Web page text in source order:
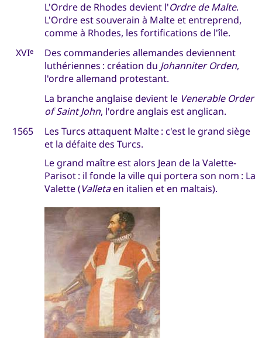
L'Ordre de Rhodes devient l'Ordre de Malte.
L'Ordre est souverain à Malte et entreprend,
comme à Rhodes, les fortifications de l'île.
XVIe
Des commanderies allemandes deviennent
luthériennes : création du Johanniter Orden,
l'ordre allemand protestant.
La branche anglaise devient le Venerable Order
of Saint John, l'ordre anglais est anglican.
1565
Les Turcs attaquent Malte : c'est le grand siège
et la défaite des Turcs.
Le grand maître est alors Jean de la Valette-
Parisot : il fonde la ville qui portera son nom : La
Valette (Valletaen italien et en maltais).